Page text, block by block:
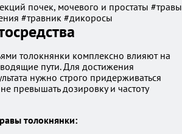
почек, мочевого и простаты #травы
#травник #дикоросы
толокнянки комплексно влияют на
пути. Для достижения
нужно строго придерживаться
превышать дозировку и частоту
толокнянки: